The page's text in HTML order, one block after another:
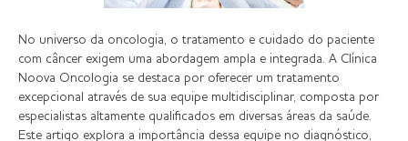
No universo da oncologia, o tratamento e cuidado do paciente
com câncer exigem uma abordagem ampla e integrada. A Clínica
Noova Oncologia se destaca por oferecer um tratamento
excepcional através de sua equipe multidisciplinar, composta por
especialistas altamente qualificados em diversas áreas da saúde.
Este artigo explora a importância dessa equipe no diagnóstico,